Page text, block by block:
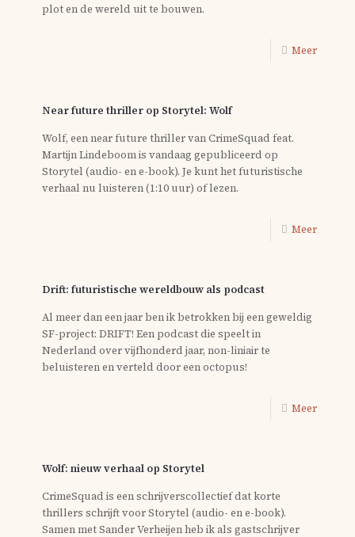
plot en de wereld uit te bouwen.
Meer
Near future thriller op Storytel: Wolf
Wolf, een near future thriller van CrimeSquad feat.
Martijn Lindeboom is vandaag gepubliceerd op
Storytel (audio- en e-book). Je kunt het futuristische
verhaal nu luisteren (1:10 uur) of lezen.
Meer
Drift: futuristische wereldbouw als podcast
Al meer dan een jaar ben ik betrokken bij een geweldig
SF-project: DRIFT! Een podcast die speelt in
Nederland over vijfhonderd jaar, non-liniair te
beluisteren en verteld door een octopus!
Meer
Wolf: nieuw verhaal op Storytel
CrimeSquad is een schrijverscollectief dat korte
thrillers schrijft voor Storytel (audio- en e-book).
Samen met Sander Verheijen heb ik als gastschrijver